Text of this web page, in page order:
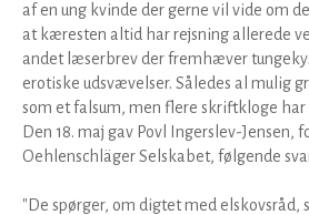
af en ung kvinde der gerne vil vide om
at kæresten altid har rejsning allerede
andet læserbrev der fremhæver
erotiske udsvævelser. Således al mulig
som et falsum, men flere skriftkloge har
Den 18. maj gav Povl Ingerslev-Jensen,
Oehlenschläger Selskabet, følgende
"De spørger, om digtet med elskovsråd,